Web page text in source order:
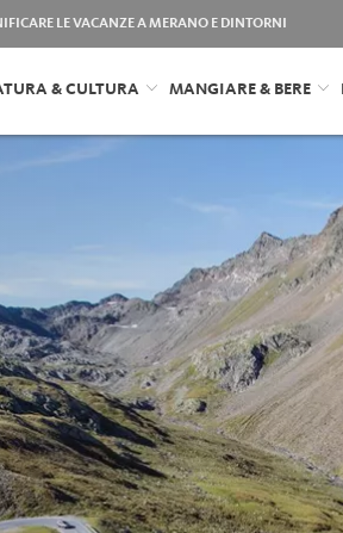
LE VACANZE A MERANO E DINTORNI
& CULTURA MANGIARE & BERE